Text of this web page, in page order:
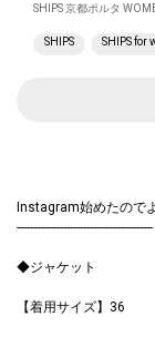
SHIPS 京都ポルタ
SHIPS SHIPS for
Instagram始めたので
-----------------------------------------
◆ジャケット
【着用サイズ】36